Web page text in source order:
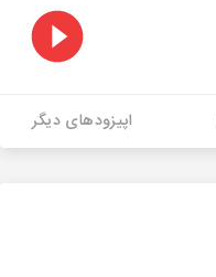
اپیزودهای دیگر